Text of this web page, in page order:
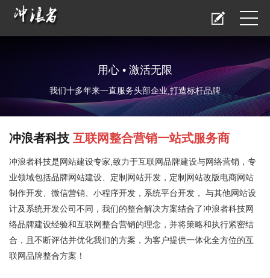
用心 • 激活无限
我们十多年来一直服务头部企业,打造标杆品牌
冲浪者科技 互联网整合营销一站式服务商
冲浪者科技是网站建设专家,致力于互联网品牌建设与网络营销，专
业领域包括品牌网站建设 、定制网站开发，定制网站改版电商网站
制作开发、微信营销、小程序开发，系统平台开发， 与其他网站设
计及系统开发公司不同，我们的整合解决方案结合了冲浪者科技网
络品牌建设经验和互联网整合营销的理念，并将策略和执行紧密结
合，且不断评估并优化我们的方案，为客户提供一体化全方位的互
联网品牌整合方案！